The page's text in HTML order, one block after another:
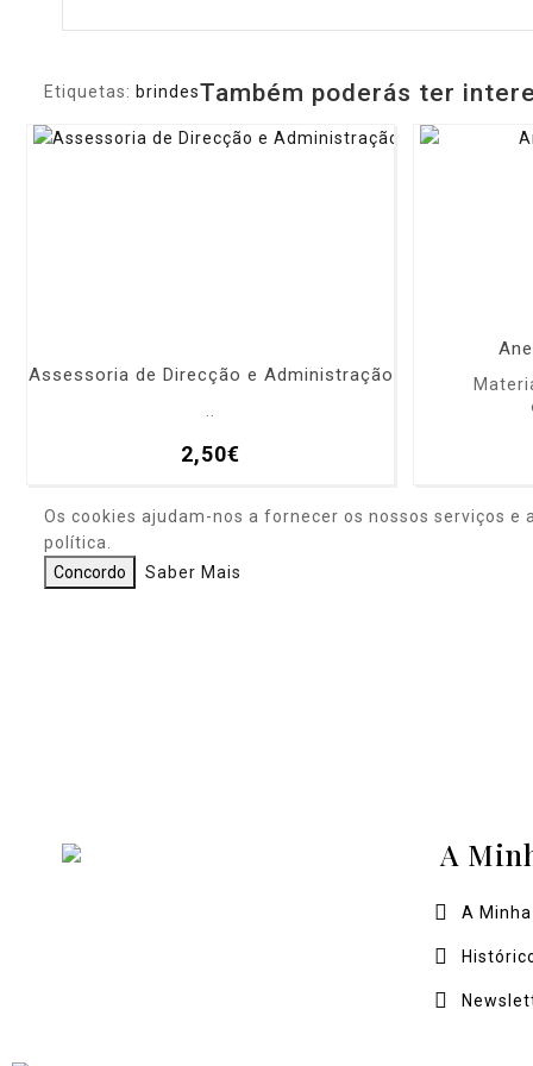
Etiquetas: brindesTambém poderás ter
Assessoria de Direcção e Administração
2,50€
Os cookies ajudam-nos a fornecer os nossos serviços
política.
Concordo
Saber Mais
A
A